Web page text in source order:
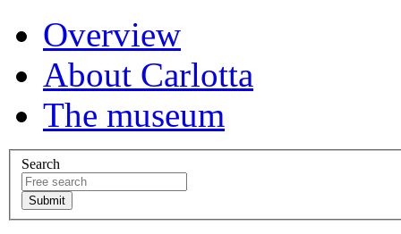
Overview
About Carlotta
The museum
Search